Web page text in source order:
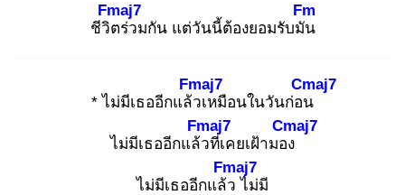
ชีวิต
Fmaj7
ร่วมกัน แต่วันนี้ต้องยอมรับมัน
Fm
* ไม่มีเธออีกแล้ว
Fmaj7
เหมือนในวันก่อน
Cmaj7
ไม่มีเธออีกแล้ว
Fmaj7
ที่เคยเฝ้ามอง
Cmaj7
ไม่มีเธออีกแล้ว
Fmaj7
ไม่มี